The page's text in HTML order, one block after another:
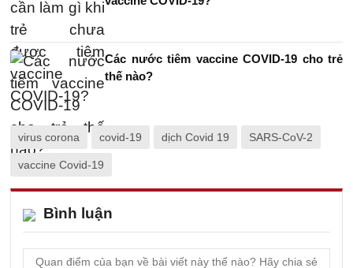
Các nước tiêm vaccine COVID-19 cho trẻ
thế nào?
virus corona covid-19 dịch Covid 19 SARS-CoV-2
vaccine Covid-19
Bình luận